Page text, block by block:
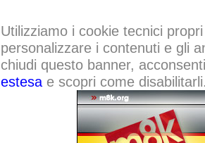
Utilizziamo i cookie tecnici
personalizzare i contenuti e gli
chiudi questo banner,
estesae scopri come